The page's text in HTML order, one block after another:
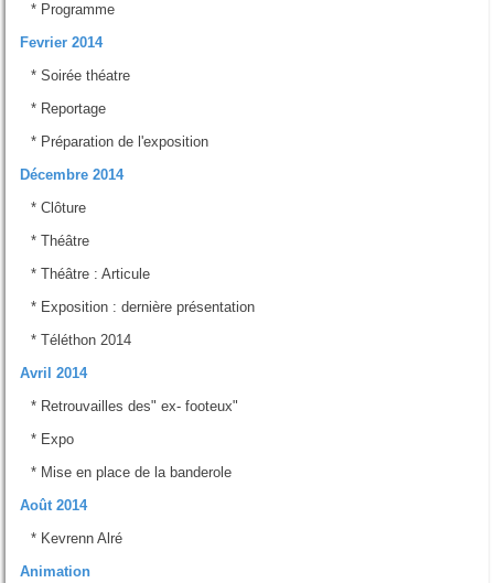
* Programme
Fevrier 2014
* Soirée théatre
* Reportage
* Préparation de l'exposition
Décembre 2014
* Clôture
* Théâtre
* Théâtre : Articule
* Exposition : dernière présentation
* Téléthon 2014
Avril 2014
* Retrouvailles des" ex- footeux"
* Expo
* Mise en place de la banderole
Août 2014
* Kevrenn Alré
Animation